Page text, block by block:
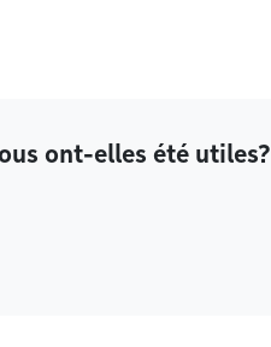
ont-elles été utiles?